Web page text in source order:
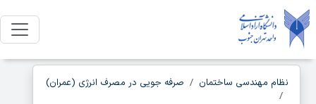
نظام مهندسی ساختمان صرفه جویی در مصرف انرژی (عمران)